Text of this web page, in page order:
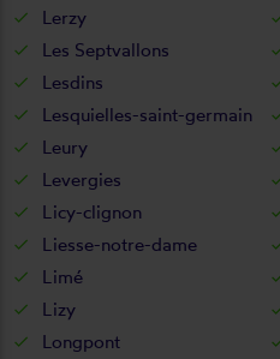
Lerzy
Les Septvallons
Lesdins
Lesquielles-saint-germain
Leury
Levergies
Licy-clignon
Liesse-notre-dame
Limé
Lizy
Longpont